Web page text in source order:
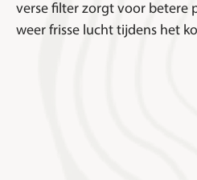
verse filter zorgt voor betere
weer frisse lucht tijdens het